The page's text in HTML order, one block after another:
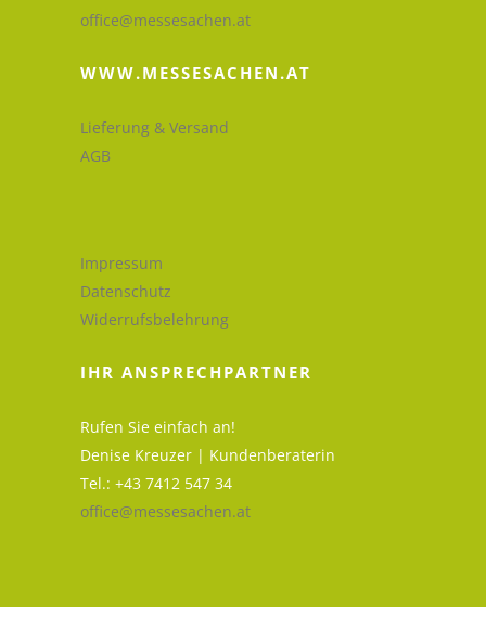
office@messesachen.at
WWW.MESSESACHEN.AT
Lieferung & Versand
AGB
Impressum
Datenschutz
Widerrufsbelehrung
IHR ANSPRECHPARTNER
Rufen Sie einfach an!
Denise Kreuzer | Kundenberaterin
Tel.: +43 7412 547 34
office@messesachen.at